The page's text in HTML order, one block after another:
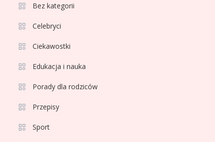
Bez kategorii
Celebryci
Ciekawostki
Edukacja i nauka
Porady dla rodziców
Przepisy
Sport
3
formy i statystyk
4
La Liga rankingi: Tabela,
5